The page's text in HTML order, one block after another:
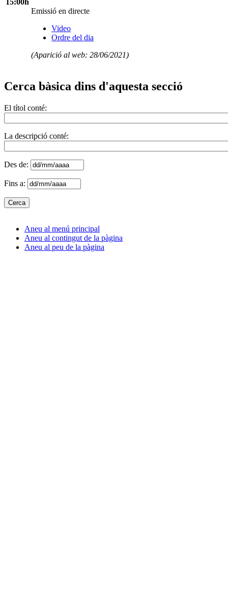
Emissió en directe
Video
Ordre del dia
(Aparició al web: 28/06/2021)
Cerca bàsica dins d'aquesta secció
El títol conté:
La descripció conté:
Des de:
Fins a:
Aneu al menú principal
Aneu al contingut de la pàgina
Aneu al peu de la pàgina